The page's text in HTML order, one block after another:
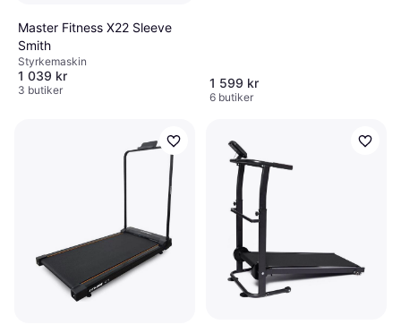
Master Fitness X22 Sleeve
Smith
Styrkemaskin
1 039 kr
3 butiker 1 599 kr
6 butiker